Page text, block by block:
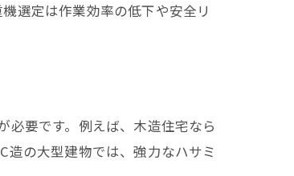
選定は作業効率の低下や安全リ
要です。例えば、木造住宅なら
の大型建物では、強力なハサミ